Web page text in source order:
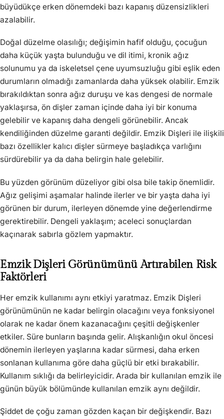
büyüdükçe erken dönemdeki bazı kapanış düzensizlikleri
azalabilir.
Doğal düzelme olasılığı; değişimin hafif olduğu, çocuğun
daha küçük yaşta bulunduğu ve dil itimi, kronik ağız
solunumu ya da iskeletsel çene uyumsuzluğu gibi eşlik eden
durumların olmadığı zamanlarda daha yüksek olabilir. Emzik
bırakıldıktan sonra ağız duruşu ve kas dengesi de normale
yaklaşırsa, ön dişler zaman içinde daha iyi bir konuma
gelebilir ve kapanış daha dengeli görünebilir. Ancak
kendiliğinden düzelme garanti değildir. Emzik Dişleri ile ilişkili
bazı özellikler kalıcı dişler sürmeye başladıkça varlığını
sürdürebilir ya da daha belirgin hale gelebilir.
Bu yüzden görünüm düzeliyor gibi olsa bile takip önemlidir.
Ağız gelişimi aşamalar halinde ilerler ve bir yaşta daha iyi
görünen bir durum, ilerleyen dönemde yine değerlendirme
gerektirebilir. Dengeli yaklaşım; aceleci sonuçlardan
kaçınarak sabırla gözlem yapmaktır.
Emzik Dişleri Görünümünü Artırabilen Risk
Faktörleri
Her emzik kullanımı aynı etkiyi yaratmaz. Emzik Dişleri
görünümünün ne kadar belirgin olacağını veya fonksiyonel
olarak ne kadar önem kazanacağını çeşitli değişkenler
etkiler. Süre bunların başında gelir. Alışkanlığın okul öncesi
dönemin ilerleyen yaşlarına kadar sürmesi, daha erken
sonlanan kullanıma göre daha güçlü bir etki bırakabilir.
Kullanım sıklığı da belirleyicidir. Arada bir kullanılan emzik ile
günün büyük bölümünde kullanılan emzik aynı değildir.
Şiddet de çoğu zaman gözden kaçan bir değişkendir. Bazı